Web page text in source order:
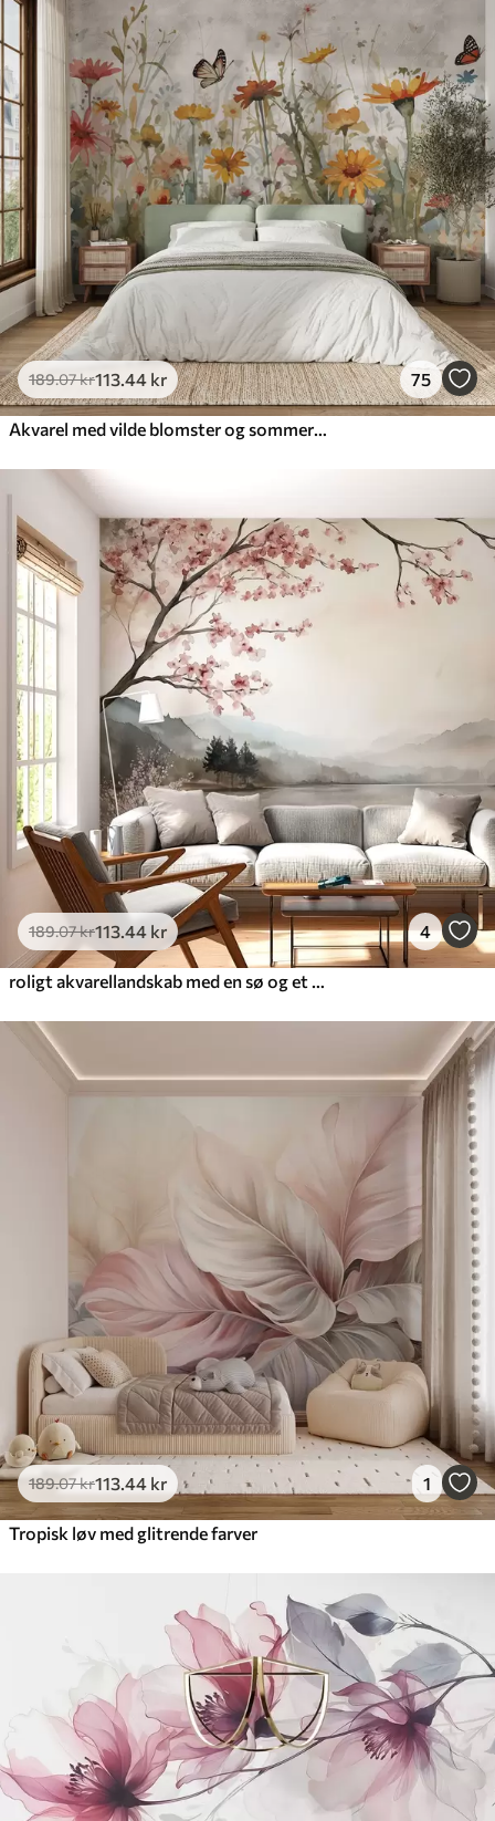
189.07kr113 .44 kr 75
189.07kr113 .44 kr 4
189.07kr113 .44 kr 1
Tropisk løv med glitrende farver